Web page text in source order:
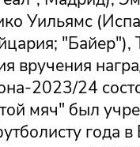
Уильямс
"Байер"),
вручения
2023/24
мяч" был
года в